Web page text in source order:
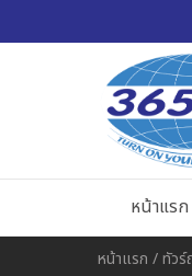
หน้าแรก
หน้าแรก /ทัว